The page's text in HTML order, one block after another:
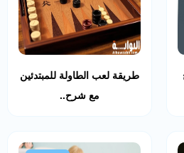
طريقة لعب الطاولة للمبتدئين
مع شرح..